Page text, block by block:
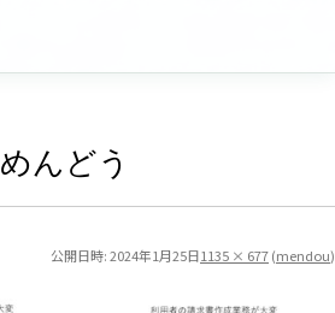
めんどう
公開日時:2024年1月25日1135 × 677(mendou)